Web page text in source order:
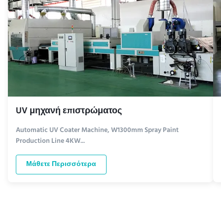
UV μηχανή επιστρώματος
Automatic UV Coater Machine, W1300mm Spray Paint
Production Line 4KW...
Μάθετε Περισσότερα